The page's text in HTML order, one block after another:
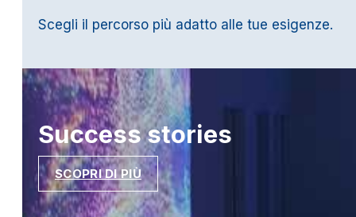
Scegli il percorso più adatto alle tue esigenze.
Successstories
SCOPRI DI PIÙ